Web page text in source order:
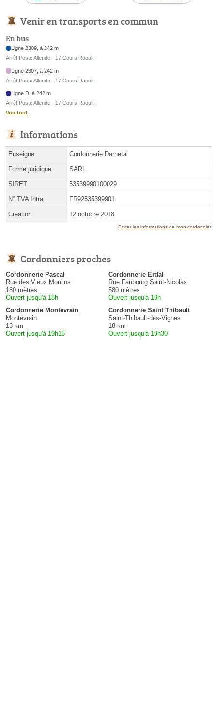
Venir en transports en commun
En bus
Ligne 2309, à 242 m
Arrêt Poste Allende - 17 Cours Raoult
Ligne 2307, à 242 m
Arrêt Poste Allende - 17 Cours Raoult
Ligne D, à 242 m
Arrêt Poste Allende - 17 Cours Raoult
Voir tout
Informations
Enseigne Cordonnerie Darnetal
Forme juridique SARL
SIRET 53539990100029
N° TVA Intra. FR92535399901
Création 12 octobre 2018
Éditer les informations de mon cordonnier
Cordonniers proches
Cordonnerie Pascal
Rue des Vieux Moulins
180 mètres
Ouvert jusqu'à 18h
Cordonnerie Erdal
Rue Faubourg Saint-Nicolas
580 mètres
Ouvert jusqu'à 19h
Cordonnerie Montevrain
Montévrain
13 km
Ouvert jusqu'à 19h15
Cordonnerie Saint Thibault
Saint-Thibault-des-Vignes
18 km
Ouvert jusqu'à 19h30